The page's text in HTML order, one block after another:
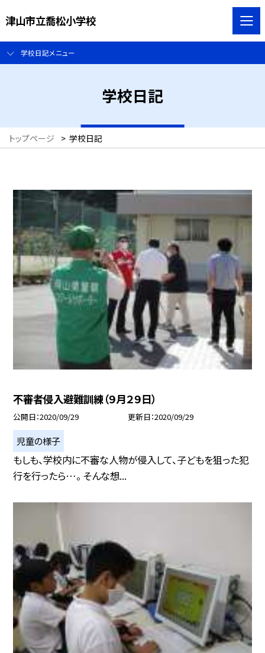
津山市立喬松小学校
学校日記メニュー
学校日記
トップページ > 学校日記
不審者侵入避難訓練（９月２９日）
公開日 2020/09/29 更新日 2020/09/29
児童の様子
もしも、学校内に不審な人物が侵入して、子どもを狙った犯
行を行ったら…。 そんな想...